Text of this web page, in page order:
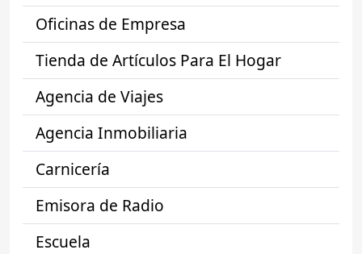
Oficinas de Empresa
Tienda de Artículos Para El Hogar
Agencia de Viajes
Agencia Inmobiliaria
Carnicería
Emisora de Radio
Escuela